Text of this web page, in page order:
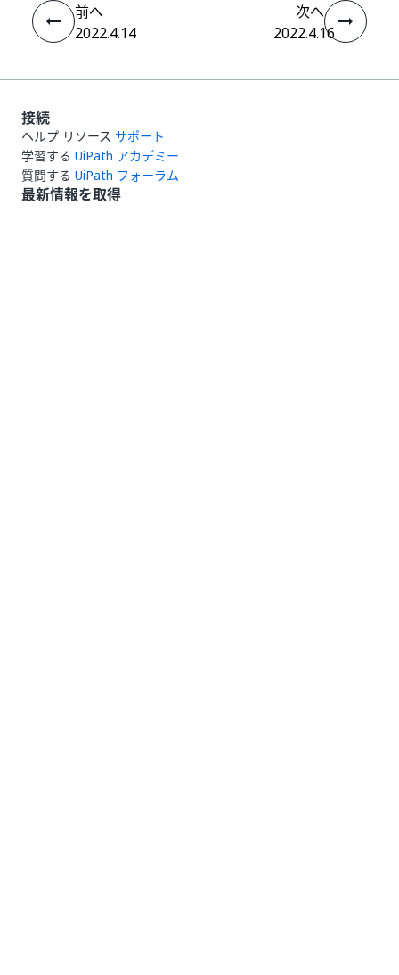
前へ
2022.4.14
次へ
2022.4.16
接続
ヘルプ リソース サポート
学習する UiPath アカデミー
質問する UiPath フォーラム
最新情報を取得